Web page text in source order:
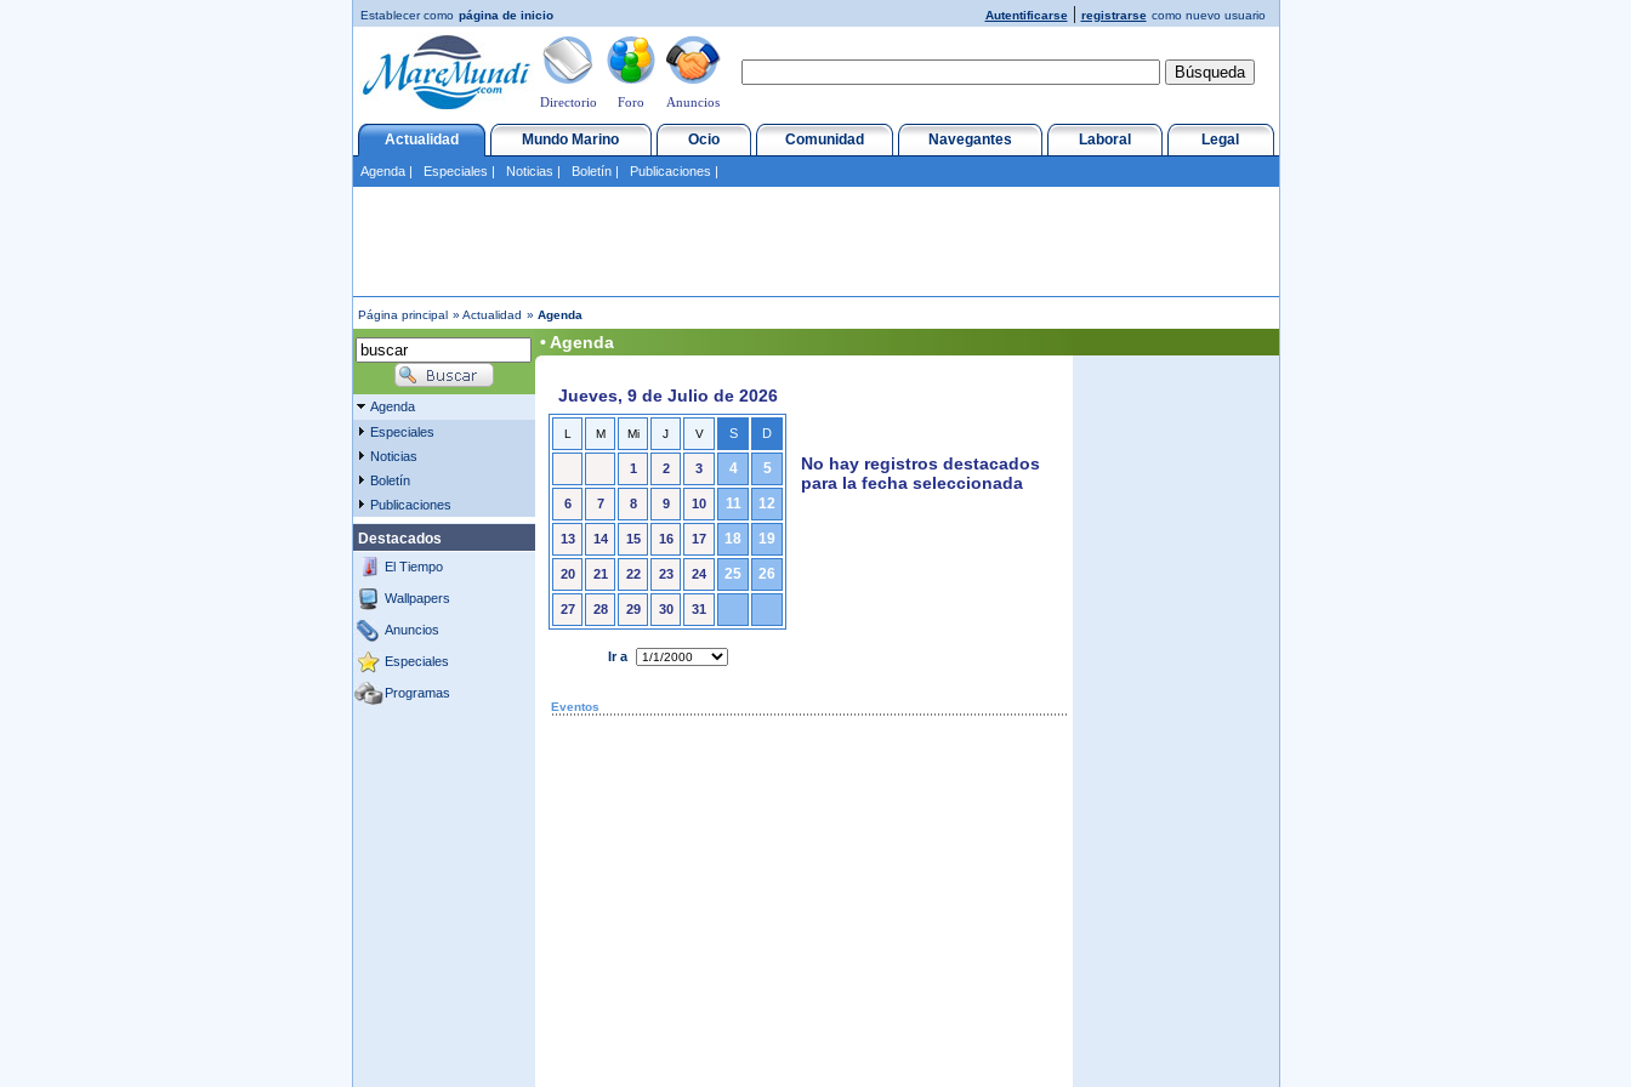
Establecer como página de inicio Autentificarse| registrarse como nuevo usuario
Directorio Foro Anuncios
Actualidad Mundo Marino Ocio Comunidad Navegantes Laboral Legal
Agenda| Especiales | Noticias | Boletín| Publicaciones |
Página principal » Actualidad » Agenda
Agenda
Especiales
Noticias
Boletín
Publicaciones
Destacados
El Tiempo
Wallpapers
Anuncios
Especiales
Programas
• Agenda
Jueves, 9 de Julio de 2026
No hay registros destacados
para la fecha seleccionada
L M Mi J V S D
1 2 3 4 5
6 7 8 9 10 11 12
13 14 15 16 17 18 19
20 21 22 23 24 25 26
27 28 29 30 31
Ir a
Eventos